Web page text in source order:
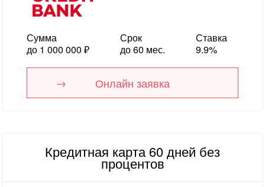
Сумма
до 1 000 000 ₽
Срок
до 60 мес.
Ставка
9.9%
Онлайн заявка
Кредитная карта 60 дней без
процентов